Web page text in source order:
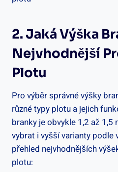
2. ‍Jaká Výška‌
Nejvhodnější
Plotu
Pro výběr správné výšky
⁤různé typy ‍plotu a ⁣jejich
branky je ‍obvykle 1,2 ‍až 1,5
vybrat i vyšší varianty podle
přehled nejvhodnějších
plotu: